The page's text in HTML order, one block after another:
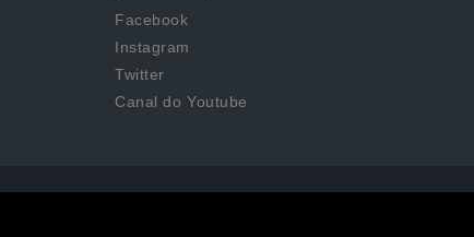
Facebook
Instagram
Twitter
Canal do Youtube